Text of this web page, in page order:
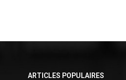
ARTICLES POPULAIRES